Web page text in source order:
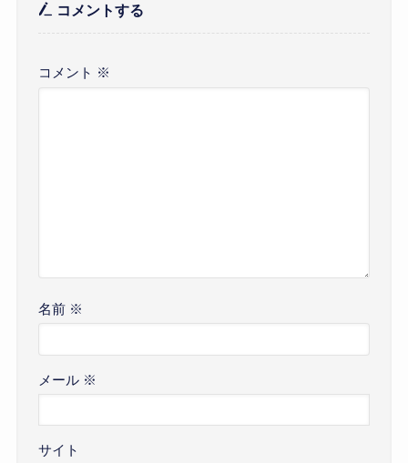
コメントする
コメント ※
名前 ※
メール ※
サイト